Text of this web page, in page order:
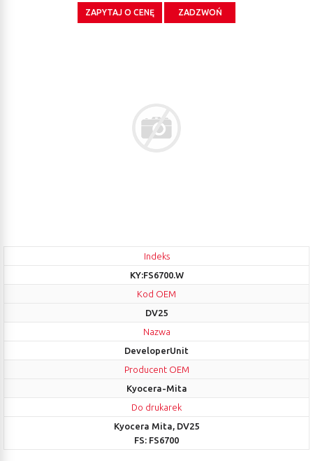
ZAPYTAJ O CENĘ ZADZWOŃ
Indeks
KY:FS6700.W
Kod OEM
DV25
Nazwa
DeveloperUnit
Producent OEM
Kyocera-Mita
Do drukarek
Kyocera Mita, DV25
FS: FS6700